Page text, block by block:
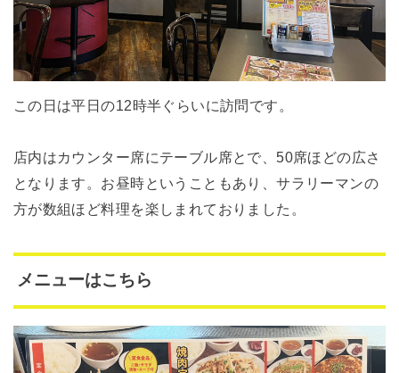
この日は平日の12時半ぐらいに訪問です。
店内はカウンター席にテーブル席とで、50席ほどの広さ
となります。お昼時ということもあり、サラリーマンの
方が数組ほど料理を楽しまれておりました。
メニューはこちら